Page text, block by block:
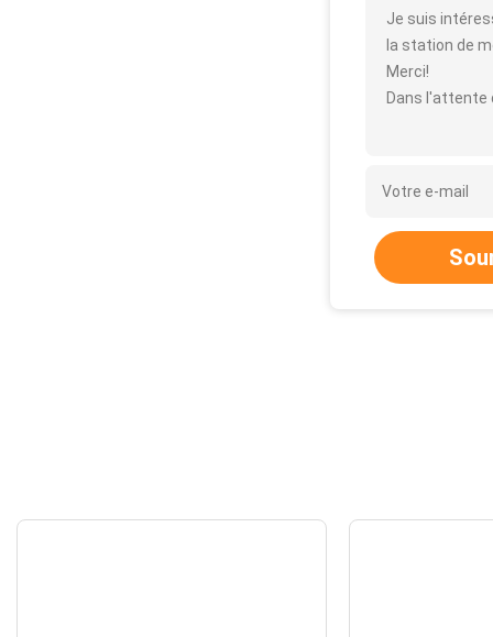
Je suis
la station de
Merci!
Dans l'attente